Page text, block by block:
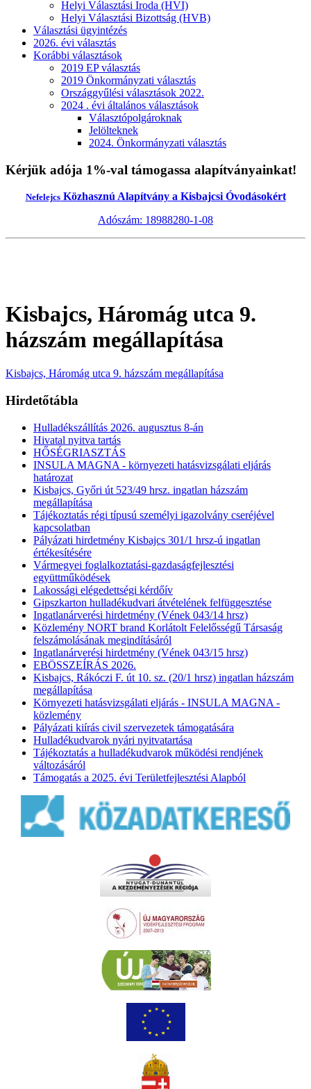
Helyi Választási Iroda (HVI)
Helyi Választási Bizottság (HVB)
Választási ügyintézés
2026. évi választás
Korábbi választások
2019 EP választás
2019 Önkormányzati választás
Országgyűlési választások 2022.
2024 . évi általános választások
Választópolgároknak
Jelölteknek
2024. Önkormányzati választás
Kérjük adója 1%-val támogassa alapítványainkat!
NefelejcsKözhasznú Alapítvány a Kisbajcsi Óvodásokért
Adószám: 18988280-1-08
Kisbajcs, Háromág utca 9.
házszám megállapítása
Kisbajcs, Háromág utca 9. házszám megállapítása
Hirdetőtábla
Hulladékszállítás 2026. augusztus 8-án
Hivatal nyitva tartás
HŐSÉGRIASZTÁS
INSULA MAGNA - környezeti hatásvizsgálati eljárás
határozat
Kisbajcs, Győri út 523/49 hrsz. ingatlan házszám
megállapítása
Tájékoztatás régi típusú személyi igazolvány cseréjével
kapcsolatban
Pályázati hirdetmény Kisbajcs 301/1 hrsz-ú ingatlan
értékesítésére
Vármegyei foglalkoztatási-gazdaságfejlesztési
együttműködések
Lakossági elégedettségi kérdőív
Gipszkarton hulladékudvari átvételének felfüggesztése
Ingatlanárverési hirdetmény (Vének 043/14 hrsz)
Közlemény NORT brand Korlátolt Felelősségű Társaság
felszámolásának megindításáról
Ingatlanárverési hirdetmény (Vének 043/15 hrsz)
EBÖSSZEÍRÁS 2026.
Kisbajcs, Rákóczi F. út 10. sz. (20/1 hrsz) ingatlan házszám
megállapítása
Környezeti hatásvizsgálati eljárás - INSULA MAGNA -
közlemény
Pályázati kiírás civil szervezetek támogatására
Hulladékudvarok nyári nyitvatartása
Tájékoztatás a hulladékudvarok működési rendjének
változásáról
Támogatás a 2025. évi Területfejlesztési Alapból